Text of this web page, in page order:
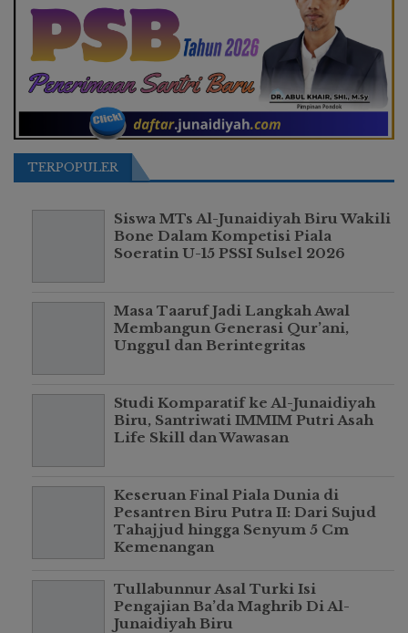
TERPOPULER
Siswa MTs Al-Junaidiyah Biru Wakili
Bone Dalam Kompetisi Piala
Soeratin U-15 PSSI Sulsel 2026
Masa Taaruf Jadi Langkah Awal
Membangun Generasi Qur’ani,
Unggul dan Berintegritas
Studi Komparatif ke Al-Junaidiyah
Biru, Santriwati IMMIM Putri Asah
Life Skill dan Wawasan
Keseruan Final Piala Dunia di
Pesantren Biru Putra II: Dari Sujud
Tahajjud hingga Senyum 5 Cm
Kemenangan
Tullabunnur Asal Turki Isi
Pengajian Ba’da Maghrib Di Al-
Junaidiyah Biru